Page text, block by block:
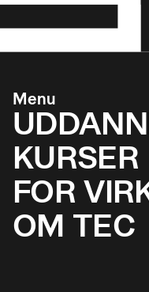
Menu
KURSER
FOR
OM TEC